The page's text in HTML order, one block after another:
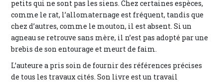
petits qui ne sont pas les siens. Chez certaines espèces,
comme le rat, l’allomaternage est fréquent, tandis que
chez d’autres, comme le mouton, il est absent. Si un
agneau se retrouve sans mère, il n’est pas adopté par une
brebis de son entourage et meurt de faim.
L’auteure a pris soin de fournir des références précises
de tous les travaux cités. Son livre est un travail